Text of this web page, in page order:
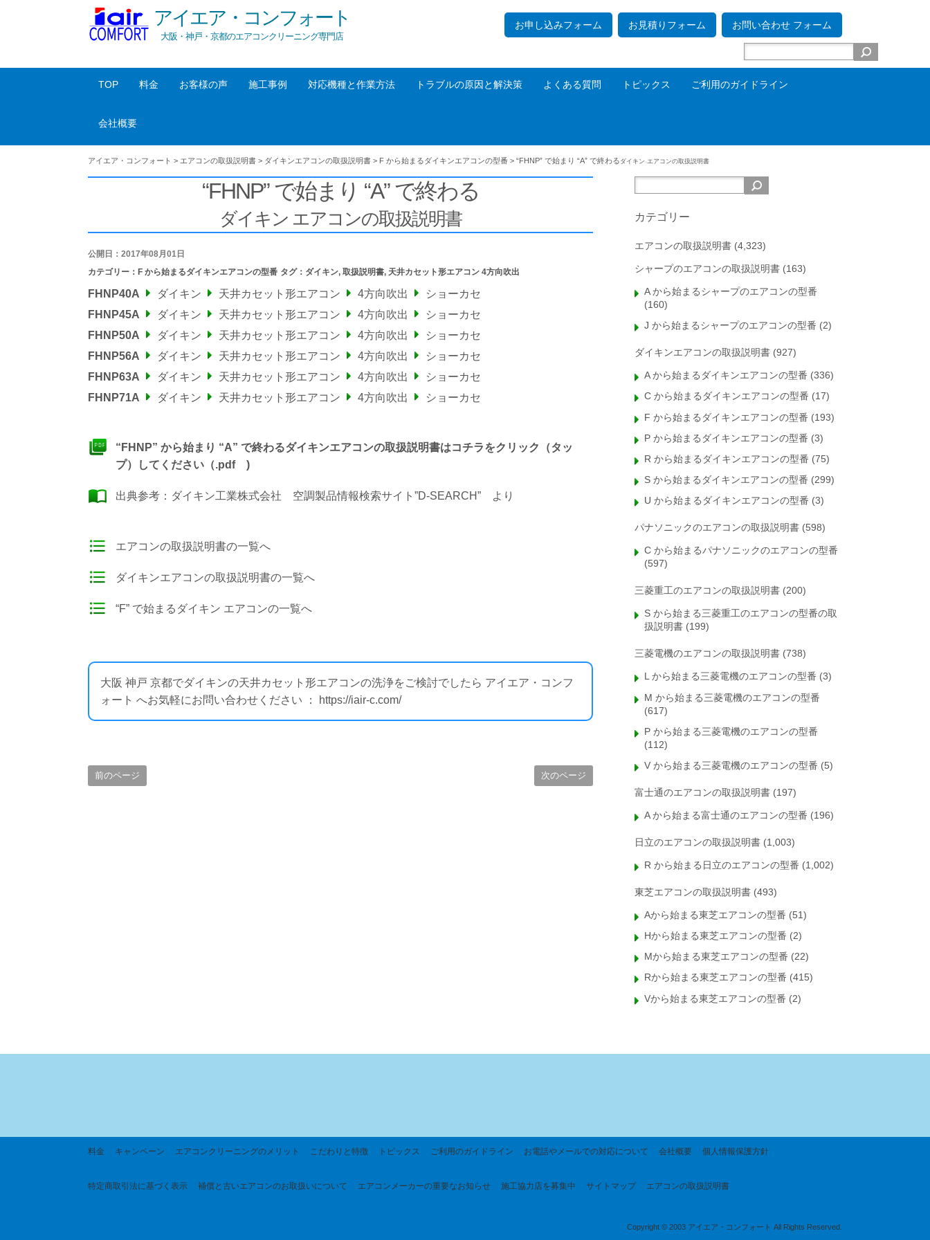
アイエア・コンフォート
大阪・神戸・京都のエアコンクリーニング専門店
お申し込みフォーム お見積りフォーム お問い合わせ フォーム
TOP 料金 お客様の声 施工事例 対応機種と作業方法 トラブルの原因と解決策 よくある質問 トピックス ご利用のガイドライン
会社概要
アイエア・コンフォート > エアコンの取扱説明書 > ダイキンエアコンの取扱説明書 > F から始まるダイキンエアコンの型番 > “FHNP” で始まり “A” で終わる ダイキン エアコンの取扱説明書
“FHNP” で始まり “A” で終わる
ダイキン エアコンの取扱説明書
公開日：2017年08月01日
カテゴリー： F から始まるダイキンエアコンの型番 タグ： ダイキン, 取扱説明書, 天井カセット形エアコン 4方向吹出
FHNP40A ダイキン 天井カセット形エアコン 4方向吹出
ショーカセ
FHNP45A
ダイキン 天井カセット形エアコン 4方向吹出
ショーカセ
FHNP50A
ダイキン 天井カセット形エアコン 4方向吹出
ショーカセ
FHNP56A
ダイキン 天井カセット形エアコン 4方向吹出
ショーカセ
FHNP63A
ダイキン 天井カセット形エアコン 4方向吹出
ショーカセ
FHNP71A
ダイキン 天井カセット形エアコン 4方向吹出 ショーカセ
“FHNP” から始まり “A” で終わるダイキンエアコンの取扱説明書はコチラをクリック（タッ
プ）してください（.pdf )
出典参考： ダイキン工業株式会社 空調製品情報検索サイト”D-SEARCH” より
エアコンの取扱説明書の一覧へ
ダイキンエアコンの取扱説明書の一覧へ
“F” で始まるダイキン エアコンの一覧へ
大阪 神戸 京都でダイキンの天井カセット形エアコンの洗浄をご検討でしたら アイエア・コンフ
ォート へお気軽にお問い合わせください ： https://iair-c.com/
前のページ 次のページ
カテゴリー
エアコンの取扱説明書 (4,323)
シャープのエアコンの取扱説明書 (163)
A から始まるシャープのエアコンの型番
(160)
J から始まるシャープのエアコンの型番 (2)
ダイキンエアコンの取扱説明書 (927)
A から始まるダイキンエアコンの型番 (336)
C から始まるダイキンエアコンの型番 (17)
F から始まるダイキンエアコンの型番 (193)
P から始まるダイキンエアコンの型番 (3)
R から始まるダイキンエアコンの型番 (75)
S から始まるダイキンエアコンの型番 (299)
U から始まるダイキンエアコンの型番 (3)
パナソニックのエアコンの取扱説明書 (598)
C から始まるパナソニックのエアコンの型番
(597)
三菱重工のエアコンの取扱説明書 (200)
S から始まる三菱重工のエアコンの型番の取
扱説明書 (199)
三菱電機のエアコンの取扱説明書 (738)
L から始まる三菱電機のエアコンの型番 (3)
M から始まる三菱電機のエアコンの型番
(617)
P から始まる三菱電機のエアコンの型番
(112)
V から始まる三菱電機のエアコンの型番 (5)
富士通のエアコンの取扱説明書 (197)
A から始まる富士通のエアコンの型番 (196)
日立のエアコンの取扱説明書 (1,003)
R から始まる日立のエアコンの型番 (1,002)
東芝エアコンの取扱説明書 (493)
Aから始まる東芝エアコンの型番 (51)
Hから始まる東芝エアコンの型番 (2)
Mから始まる東芝エアコンの型番 (22)
Rから始まる東芝エアコンの型番 (415)
Vから始まる東芝エアコンの型番 (2)
料金 キャンペーン エアコンクリーニングのメリット こだわりと特徴 トピックス ご利用のガイドライン お電話やメールでの対応について 会社概要 個人情報保護方針
特定商取引法に基づく 表示 補償と古いエアコンのお取扱いについて エアコンメーカーの重要なお知らせ 施工協力店を募集中 サイトマップ エアコンの取扱説明書
Copyright © 2003 アイエア・コンフォート All Rights Reserved.